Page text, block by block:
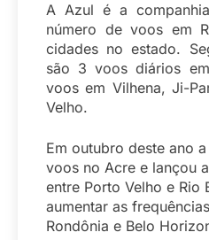
A Azul é a
número de voos em
cidades no estado.
são 3 voos diários
voos em Vilhena, Ji-
Velho.
Em outubro deste ano
voos no Acre e lançou
entre Porto Velho e Rio
aumentar as
Rondônia e Belo